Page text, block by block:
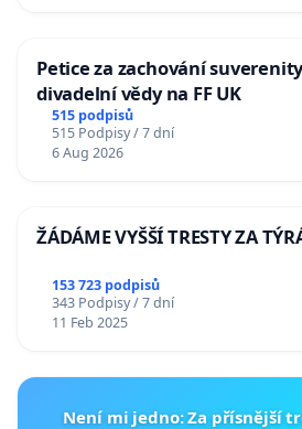
Petice za zachování
divadelní vědy na FF UK
515 podpisů
515 Podpisy / 7 dní
6 Aug 2026
ŽÁDÁME VYŠŠÍ TRESTY ZA
153 723 podpisů
343 Podpisy / 7 dní
11 Feb 2025
Není mi jedno: Za přísnější